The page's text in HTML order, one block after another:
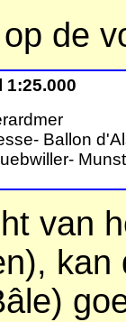
de
Ballon
van